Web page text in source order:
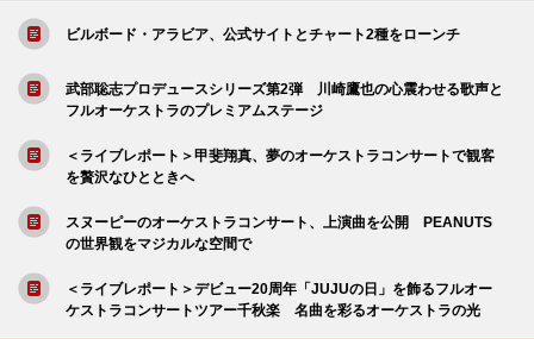
ビルボード・アラビア、公式サイトとチャート2種をローンチ
武部聡志プロデュースシリーズ第2弾 川崎鷹也の心震わせる歌声と
フルオーケストラのプレミアムステージ
＜ライブレポート＞甲斐翔真、夢のオーケストラコンサートで観客
を贅沢なひとときへ
スヌーピーのオーケストラコンサート、上演曲を公開 PEANUTS
の世界観をマジカルな空間で
＜ライブレポート＞デビュー20周年「JUJUの日」を飾るフルオー
ケストラコンサートツアー千秋楽 名曲を彩るオーケストラの光